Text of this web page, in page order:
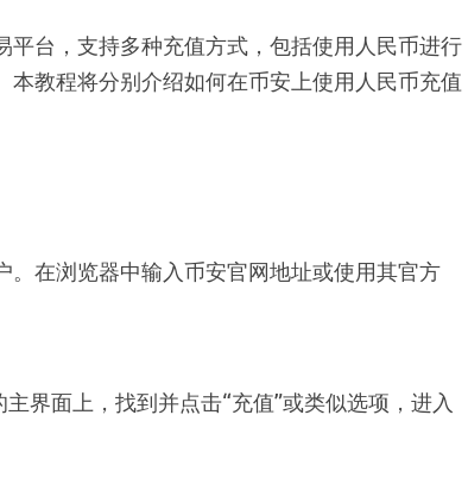
平台，支持多种充值方式，包括使用人民币进行
本教程将分别介绍如何在币安上使用人民币充值
。在浏览器中输入币安官网地址或使用其官方
界面上，找到并点击“充值”或类似选项，进入